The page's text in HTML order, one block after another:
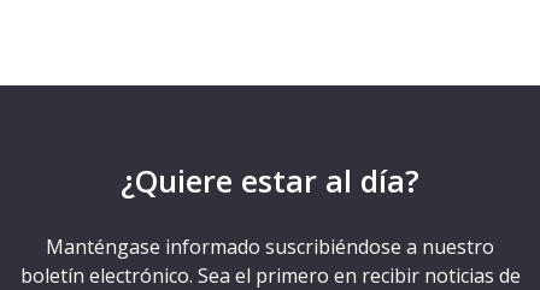
¿Quiere estar al día?
Manténgase informado suscribiéndose a nuestro
boletín electrónico. Sea el primero en recibir noticias de